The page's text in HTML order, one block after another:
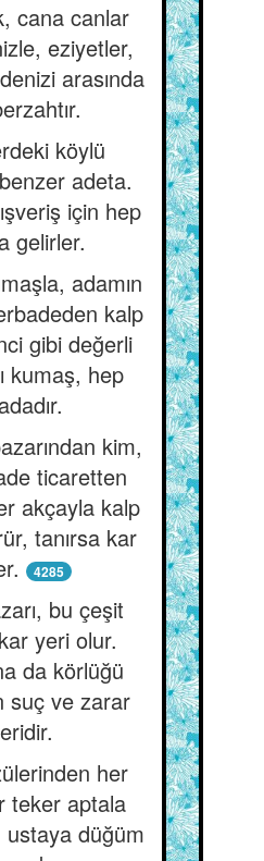
cana canlar
eziyetler,
arasında
köylü
adeta.
için hep
gelirler.
adamın
kalp
gibi değerli
kumaş, hep
kim,
ticaretten
akçayla kalp
tanırsa kar
4285
bu çeşit
yeri olur.
da körlüğü
suç ve zarar
her
teker aptala
düğüm